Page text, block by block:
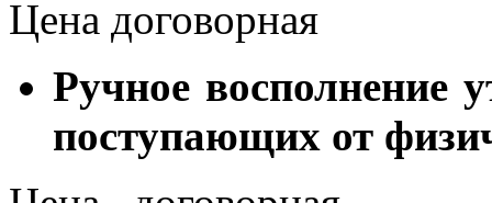
Цена договорная
Ручное восполнение
поступающих от